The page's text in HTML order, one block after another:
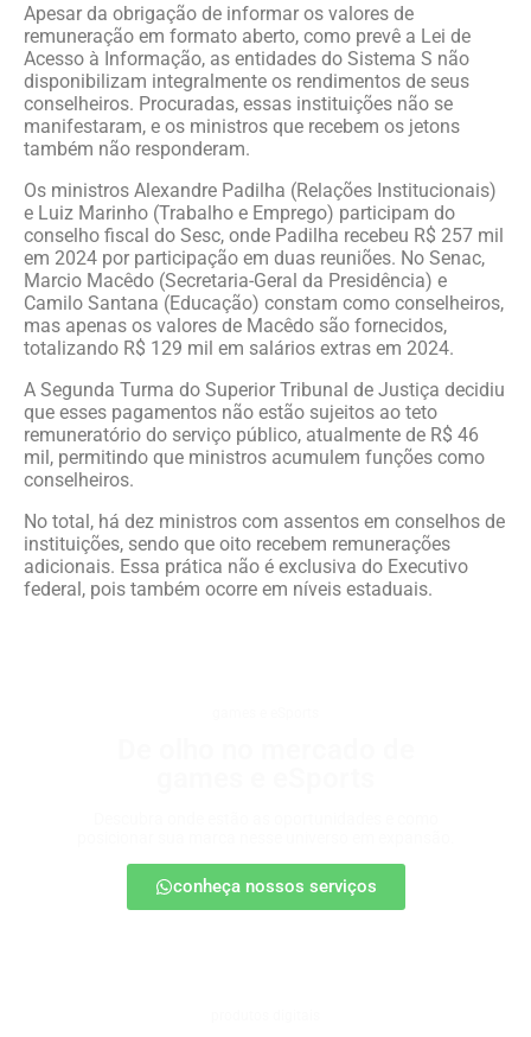
Apesar da obrigação de informar os valores de
remuneração em formato aberto, como prevê a Lei de
Acesso à Informação, as entidades do Sistema S não
disponibilizam integralmente os rendimentos de seus
conselheiros. Procuradas, essas instituições não se
manifestaram, e os ministros que recebem os jetons
também não responderam.
Os ministros Alexandre Padilha (Relações Institucionais)
e Luiz Marinho (Trabalho e Emprego) participam do
conselho fiscal do Sesc, onde Padilha recebeu R$ 257 mil
em 2024 por participação em duas reuniões. No Senac,
Marcio Macêdo (Secretaria-Geral da Presidência) e
Camilo Santana (Educação) constam como conselheiros,
mas apenas os valores de Macêdo são fornecidos,
totalizando R$ 129 mil em salários extras em 2024.
A Segunda Turma do Superior Tribunal de Justiça decidiu
que esses pagamentos não estão sujeitos ao teto
remuneratório do serviço público, atualmente de R$ 46
mil, permitindo que ministros acumulem funções como
conselheiros.
No total, há dez ministros com assentos em conselhos de
instituições, sendo que oito recebem remunerações
adicionais. Essa prática não é exclusiva do Executivo
federal, pois também ocorre em níveis estaduais.
conheça nossos serviços